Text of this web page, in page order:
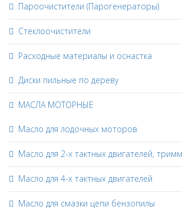
Пароочистители (Парогенераторы)
Стеклоочистители
Расходные материалы и оснастка
Диски пильные по дереву
МАСЛА МОТОРНЫЕ
Масло для лодочных моторов
Масло для 2-х тактных двигателей,
Масло для 4-х тактных двигателей
Масло для смазки цепи бензопилы